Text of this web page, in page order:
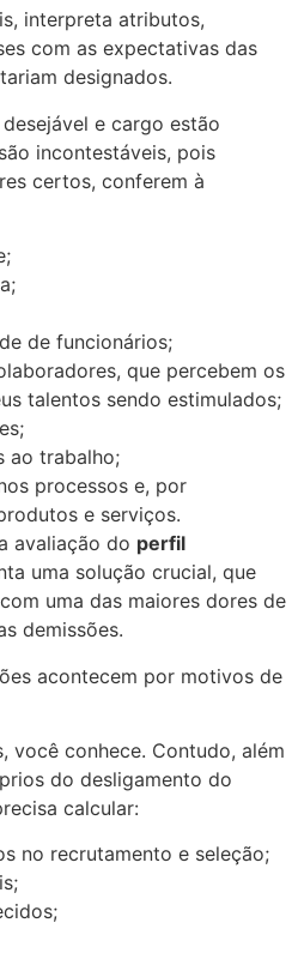
interpreta atributos,
com as expectativas das
designados.
e cargo estão
incontestáveis, pois
certos, conferem à
de funcionários;
que percebem os
talentos sendo estimulados;
ao trabalho;
processos e, por
e serviços.
avaliação do perfil
uma solução crucial, que
uma das maiores dores de
demissões.
acontecem por motivos de
você conhece. Contudo, além
do desligamento do
calcular:
no recrutamento e seleção;